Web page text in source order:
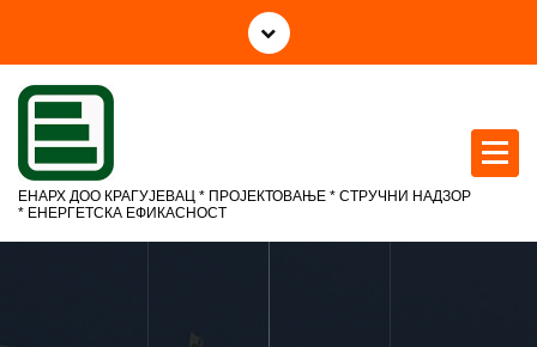
о
а
ЕНАРХ ДОО КРАГУЈЕВАЦ * ПРОЈЕКТОВАЊЕ * СТРУЧНИ НАДЗОР
* ЕНЕРГЕТСКА ЕФИКАСНОСТ